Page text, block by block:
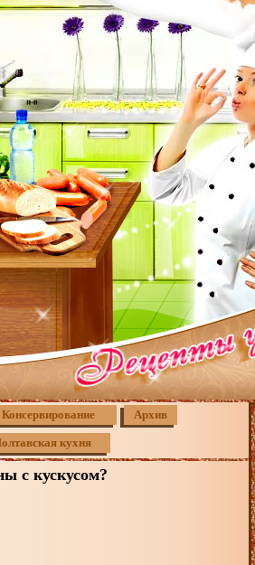
Консервирование Архив
кухня
с кускусом?